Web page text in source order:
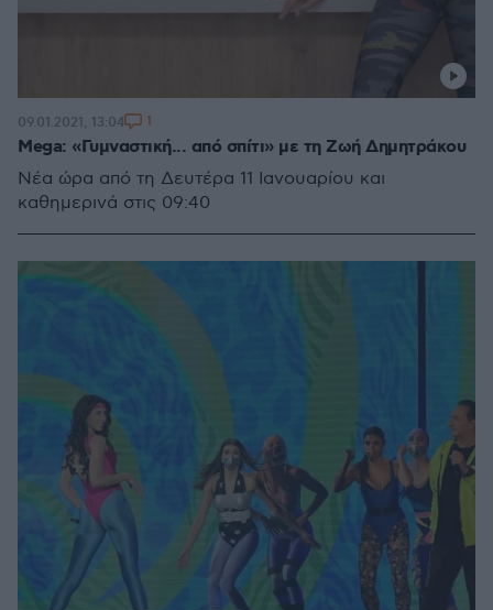
Mega: «Γυμναστική... από σπίτι» με τη Ζωή Δημητράκου
Νέα ώρα από τη Δευτέρα 11 Ιανουαρίου και
καθημερινά στις 09:40
09.01.2021, 13:04 1